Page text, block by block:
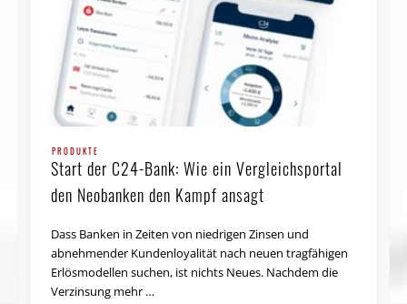
PRODUKTE
Start der C24-Bank: Wie ein Vergleichsportal
den Neobanken den Kampf ansagt
Dass Banken in Zeiten von niedrigen Zinsen und
abnehmender Kundenloyalität nach neuen tragfähigen
Erlösmodellen suchen, ist nichts Neues. Nachdem die
Verzinsung mehr …